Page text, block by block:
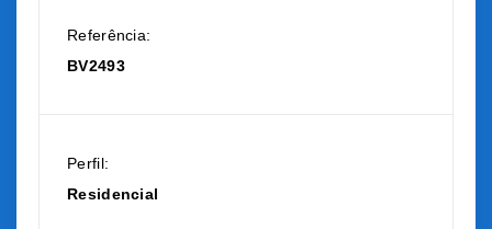
Referência:
BV2493
Perfil:
Residencial